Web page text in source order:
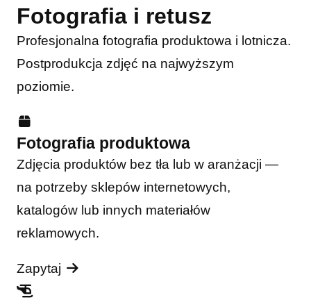
Fotografia i retusz
Profesjonalna fotografia produktowa i lotnicza.
Postprodukcja zdjęć na najwyższym
poziomie.
Fotografia produktowa
Zdjęcia produktów bez tła lub w aranżacji —
na potrzeby sklepów internetowych,
katalogów lub innych materiałów
reklamowych.
Zapytaj